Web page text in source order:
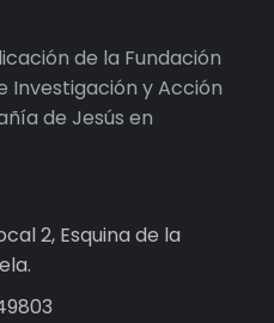
de la Fundación
Investigación y Acción
de Jesús en
2, Esquina de la